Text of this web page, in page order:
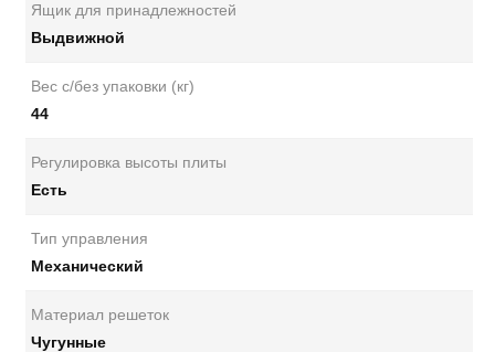
Ящик для принадлежностей
Выдвижной
Вес с/без упаковки (кг)
44
Регулировка высоты плиты
Есть
Тип управления
Механический
Материал решеток
Чугунные